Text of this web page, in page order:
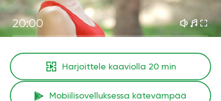
20:00
Harjoittele kaaviolla 20 min
Mobiilisovelluksessa kätevämpää